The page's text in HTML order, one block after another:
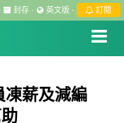
· 封存 · 英文版 · 訂閱
凍薪及減編